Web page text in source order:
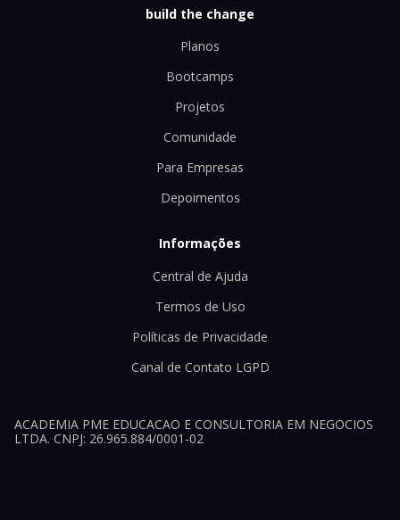
build the change
Planos
Bootcamps
Projetos
Comunidade
Para Empresas
Depoimentos
Informações
Central de Ajuda
Termos de Uso
Políticas de Privacidade
Canal de Contato LGPD
ACADEMIA PME EDUCACAO E CONSULTORIA EM NEGOCIOS
LTDA. CNPJ: 26.965.884/0001-02